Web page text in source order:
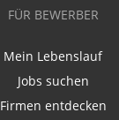
FÜR BEWERBER
Mein Lebenslauf
Jobs suchen
Firmen entdecken